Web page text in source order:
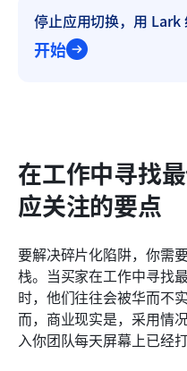
停止应用切换，用 Lark
开始
在工作中寻找
应关注的要点
要解决碎片化陷阱，你需
栈。当买家在工作中寻找
时，他们往往会被华而不
而，商业现实是，采用情
入你团队每天屏幕上已经